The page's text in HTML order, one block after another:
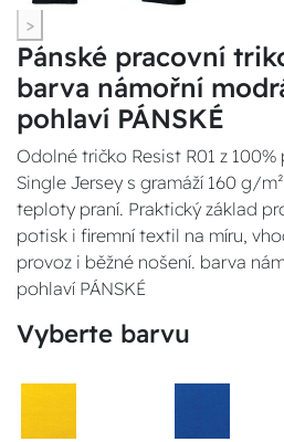
>
Pánské pracovní
barva námořní
pohlaví PÁNSKÉ
Odolné tričko Resist R01 z
Single Jersey s gramáží 160 g/
teploty praní. Praktický základ
potisk i firemní textil na míru,
provoz i běžné nošení. barva
pohlaví PÁNSKÉ
Vyberte barvu